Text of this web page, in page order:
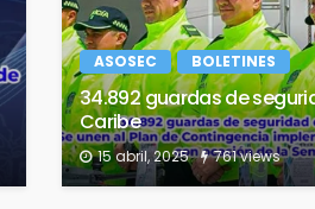
ASOSEC BOLETINES
34.892 guardas de
Caribe
15 abril, 2025 761 views